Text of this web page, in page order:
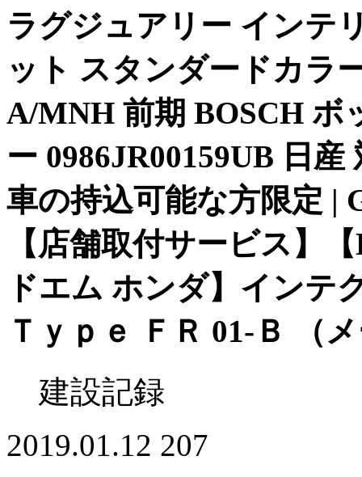
ラグジュアリー インテ
ット スタンダードカラ
A/MNH 前期 BOSCH ボ
ー 0986JR00159UB 日産
車の持込可能な方限定 |
【店舗取付サービス】
ドエム ホンダ】インテ
Ｔｙｐｅ ＦＲ 01-Ｂ （
建設記録
2019.01.12 207